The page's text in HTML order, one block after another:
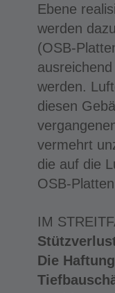
Ebene
werden
(OSB-
werden.
diesen
vermehrt
die auf die
OSB-
IM
Die